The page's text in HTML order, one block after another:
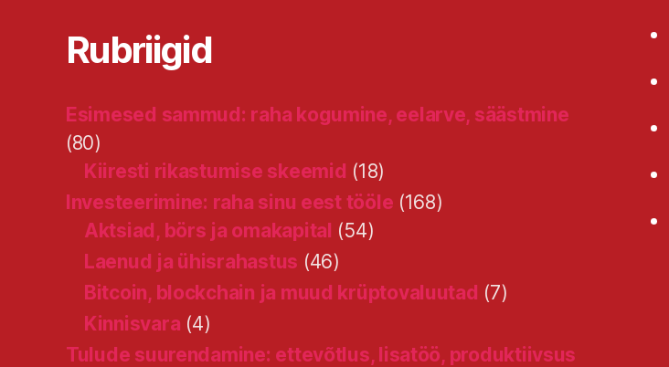
Rubriigid
Esimesed sammud: raha kogumine, eelarve, säästmine
(80)
Kiiresti rikastumise skeemid (18)
Investeerimine: raha sinu eest tööle (168)
Aktsiad, börs ja omakapital (54)
Laenud ja ühisrahastus (46)
Bitcoin, blockchain ja muud krüptovaluutad (7)
Kinnisvara (4)
Tulude suurendamine: ettevõtlus, lisatöö, produktiivsus